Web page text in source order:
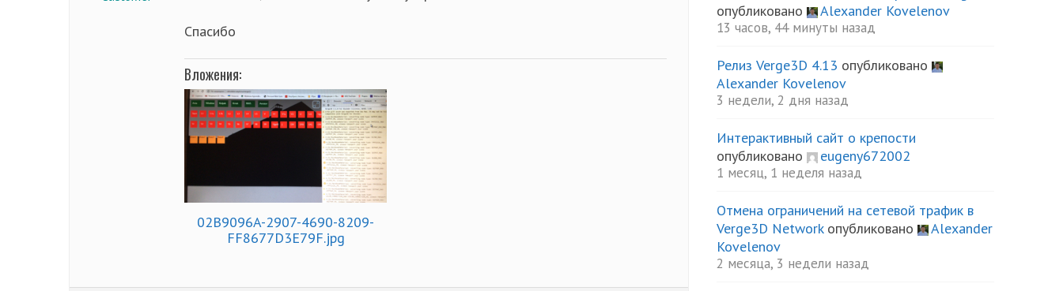
Спасибо
Вложения:
02B9096A-2907-4690-8209-
FF8677D3E79F.jpg
опубликовано
Alexander Kovelenov
13 часов, 44 минуты назад
Релиз Verge3D 4.13 опубликовано
Alexander Kovelenov
3 недели, 2 дня назад
Интерактивный сайт о крепости
опубликовано
eugeny672002
1 месяц, 1 неделя назад
Отмена ограничений на сетевой трафик в
Verge3D Networkопубликовано
Alexander
Kovelenov
2 месяца, 3 недели назад